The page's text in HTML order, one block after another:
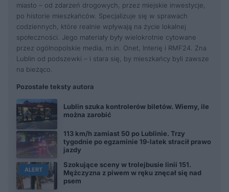
miasto – od zdarzeń drogowych, przez miejskie inwestycje,
po historie mieszkańców. Specjalizuje się w sprawach
codziennych, które realnie wpływają na życie lokalnej
społeczności. Jego materiały były wielokrotnie cytowane
przez ogólnopolskie media, m.in. Onet, Interię i RMF24. Zna
Lublin od podszewki – i stara się, by mieszkańcy byli zawsze
na bieżąco.
Pozostałe teksty autora
Lublin szuka kontrolerów biletów. Wiemy, ile
można zarobić
113 km/h zamiast 50 po Lublinie. Trzy
tygodnie po egzaminie 19-latek stracił prawo
jazdy
ALERT
Szokujące sceny w trolejbusie linii 151.
Mężczyzna z piwem w ręku znęcał się nad
psem